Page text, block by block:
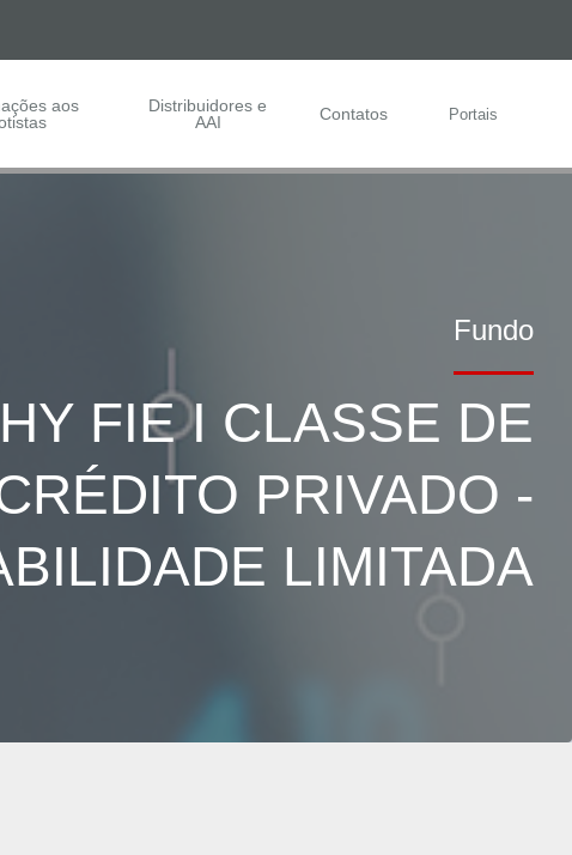
aos
Distribuidores e
AAI
Contatos Portais
Fundo
FIE I CLASSE DE
PRIVADO -
LIMITADA